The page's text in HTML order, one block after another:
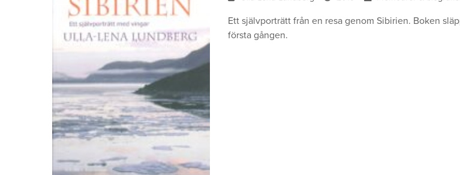
Ett självporträtt från en resa genom Sibirien. Boken
första gången.